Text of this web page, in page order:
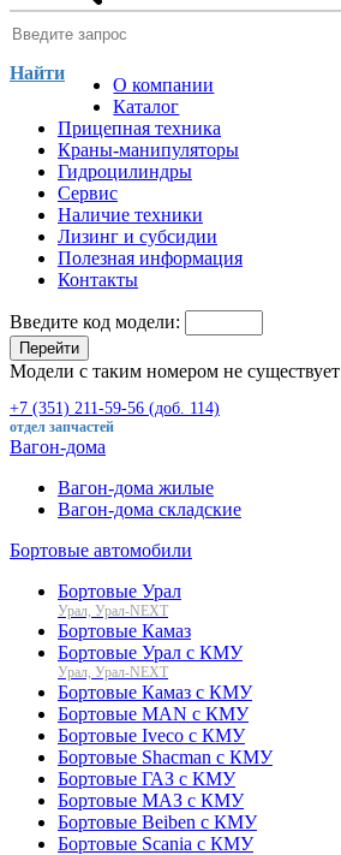
Найти
О компании
Каталог
Прицепная техника
Краны-манипуляторы
Гидроцилиндры
Сервис
Наличие техники
Лизинг и субсидии
Полезная информация
Контакты
Введите код модели:
Перейти
Модели с таким номером не существует
+7 (351) 211-59-56 (доб. 114)
отдел запчастей
Вагон-дома
Вагон-дома жилые
Вагон-дома складские
Бортовые автомобили
Бортовые Урал
Урал, Урал-NEXT
Бортовые Камаз
Бортовые Урал с КМУ
Урал, Урал-NEXT
Бортовые Камаз с КМУ
Бортовые MAN с КМУ
Бортовые Iveco с КМУ
Бортовые Shacman с КМУ
Бортовые ГАЗ с КМУ
Бортовые МАЗ с КМУ
Бортовые Beiben с КМУ
Бортовые Scania с КМУ